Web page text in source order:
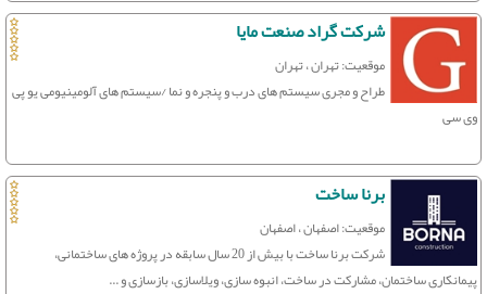
شرکت گراد صنعت مایا
موقعیت: تهران ، تهران
طراح و مجری سیستم های درب و پنجره و نما /سیستم های آلومینیومی یو پی
وی سی
برنا ساخت
موقعیت: اصفهان ، اصفهان
شرکت برنا ساخت با بیش از 20 سال سابقه در پروژه های ساختمانی،
پیمانکاری ساختمان، مشارکت در ساخت، انبوه سازی، ویلاسازی، بازسازی و ...